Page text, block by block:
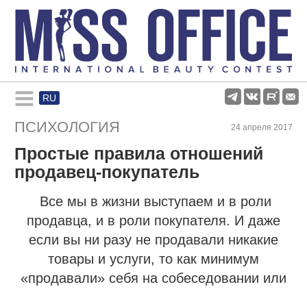
RU
Rules and regulations
About pageant
Participants
Gallery
ПСИХОЛОГИЯ 24 апреля 2017
Простые правила отношений
продавец-покупатель
Все мы в жизни выступаем и в роли
продавца, и в роли покупателя. И даже
если вы ни разу не продавали никакие
товары и услуги, то как минимум
«продавали» себя на собеседовании или